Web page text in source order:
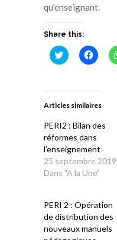
qu’enseignant.
Share this:
Cliquez
pour
dans
nouvelle
pour
dans
Articles similaires
PERI2 : Bilan des
réformes dans
l’enseignement
25 septembre 2019
Dans "A la Une"
PERI 2 : Opération
de distribution des
nouveaux manuels